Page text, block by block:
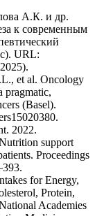
А.К. и др.
к современным
URL:
et al. Oncology
pragmatic,
(Basel).
2022.
support
Proceedings
for Energy,
Protein,
Academies